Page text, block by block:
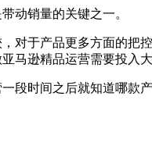
动销量的关键之一。
对于产品更多方面的把
马逊精品运营需要投入
段时间之后就知道哪款